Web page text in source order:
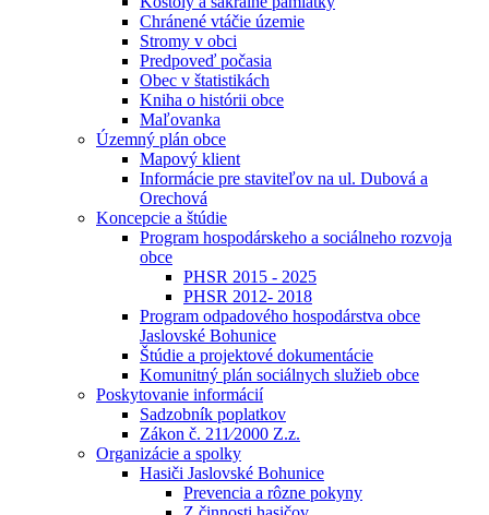
Chránené vtáčie územie
Stromy v obci
Predpoveď počasia
Obec v štatistikách
Kniha o histórii obce
Maľovanka
Územný plán obce
Mapový klient
Informácie pre staviteľov na ul. Dubová a
Orechová
Koncepcie a štúdie
Program hospodárskeho a sociálneho rozvoja
obce
PHSR 2015 - 2025
PHSR 2012- 2018
Program odpadového hospodárstva obce
Jaslovské Bohunice
Štúdie a projektové dokumentácie
Komunitný plán sociálnych služieb obce
Poskytovanie informácií
Sadzobník poplatkov
Zákon č. 211⁄2000 Z.z.
Organizácie a spolky
Hasiči Jaslovské Bohunice
Prevencia a rôzne pokyny